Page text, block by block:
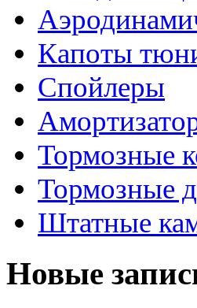
Капоты
Спойлеры
Тормозные
Тормозные
Штатные
Новые